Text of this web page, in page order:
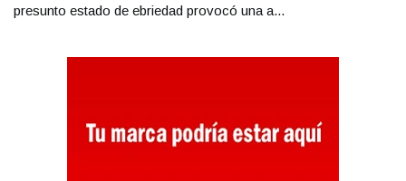
presunto estado de ebriedad provocó una a...